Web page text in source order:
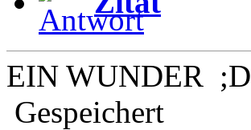
EIN WUNDER ;D
Gespeichert